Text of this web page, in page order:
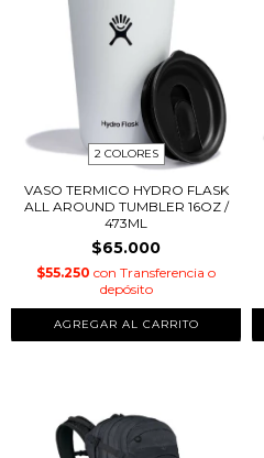
2 COLORES
VASO TERMICO HYDRO FLASK
ALL AROUND TUMBLER 16OZ /
473ML
$65.000
$55.250 con Transferencia o
depósito
AGREGAR AL CARRITO